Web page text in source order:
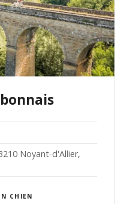
Noyant-d'Allier,
CHIEN